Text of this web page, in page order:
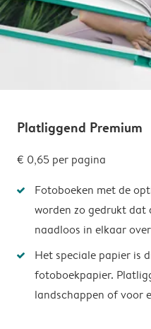
Platliggend Premium
€ 0,65 per pagina
Fotoboeken met de
worden zo gedrukt dat
naadloos in elkaar
Het speciale papier is
fotoboekpapier.
landschappen of voor